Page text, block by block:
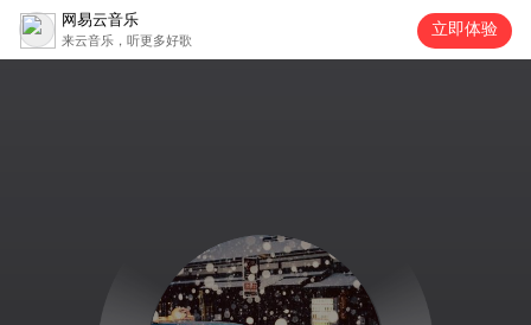
网易云音乐
来云音乐，听更多好歌
立即体验